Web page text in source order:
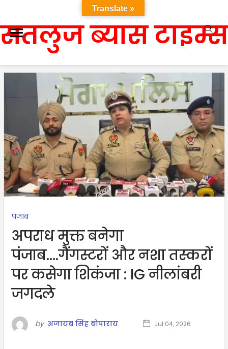
सतलुज ब्यास टाइम्स
पंजाब
अपराध मुक्त बनेगा
पंजाब….गैंगस्टरों और नशा तस्करों
पर कसेगा शिकंजा : IG नीलांबरी
जगदले
by अजायब सिंह बोपाराय Jul 04, 2026
Translate »